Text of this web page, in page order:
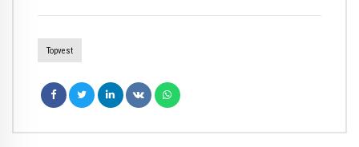
Topvest